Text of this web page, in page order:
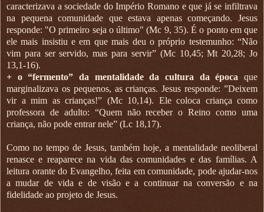
caracterizava a sociedade do Império Romano e que já se infiltrava
na pequena comunidade que estava apenas começando. Jesus
responde: "O primeiro seja o último" (Mc 9, 35). É o ponto em que
ele mais insistiu e em que mais deu o próprio testemunho: “Não
vim para ser servido, mas para servir” (Mc 10,45; Mt 20,28; Jo
13,1-16).
+ o “fermento” da mentalidade da cultura da época que
marginalizava os pequenos, as crianças. Jesus responde: ”Deixem
vir a mim as crianças!” (Mc 10,14). Ele coloca criança como
professora de adulto: “Quem não receber o Reino como uma
criança, não pode entrar nele” (Lc 18,17).
Como no tempo de Jesus, também hoje, a mentalidade neoliberal
renasce e reaparece na vida das comunidades e das famílias. A
leitura orante do Evangelho, feita em comunidade, pode ajudar-nos
a mudar de vida e de visão e a continuar na conversão e na
fidelidade ao projeto de Jesus.